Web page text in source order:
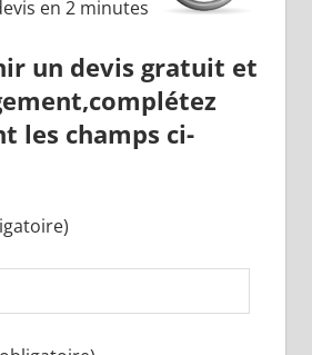
en 2 minutes
un devis gratuit et
complétez
les champs ci-